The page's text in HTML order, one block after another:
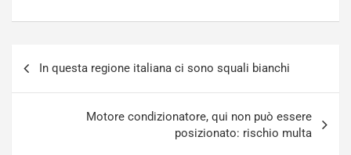
articoli
In questa regione italiana ci sono squali bianchi
Motore condizionatore, qui non può essere
posizionato: rischio multa